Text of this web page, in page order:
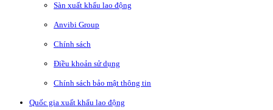
Sàn xuất khẩu lao động
Anvibi Group
Chính sách
Điều khoản sử dụng
Chính sách bảo mật thông tin
Quốc gia xuất khẩu lao động